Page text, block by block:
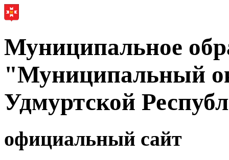
Муниципальное
"Муниципальный
Удмуртской
официальный сайт